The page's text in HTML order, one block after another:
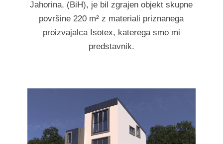
Jahorina, (BiH), je bil zgrajen objekt skupne
površine 220 m² z materiali priznanega
proizvajalca Isotex, katerega smo mi
predstavnik.